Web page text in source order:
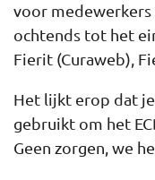
voor medewerkers
ochtends tot het
Fierit (Curaweb),
Het lijkt erop dat
gebruikt om het
Geen zorgen, we